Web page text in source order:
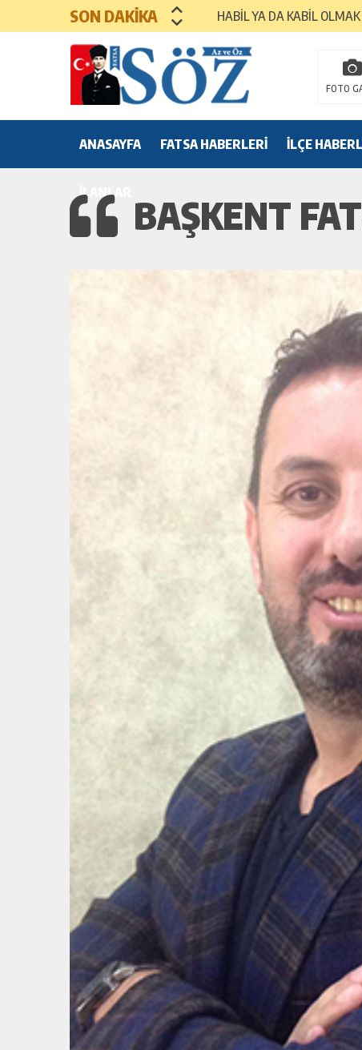
SON DAKİKA
HABİL YA DA KABİL OLMAK
MEZUNİYET TÖRENLERİ
FOTO
ANASAYFA FATSA HABERLERİ İLÇE
İLANLAR BAŞKENT